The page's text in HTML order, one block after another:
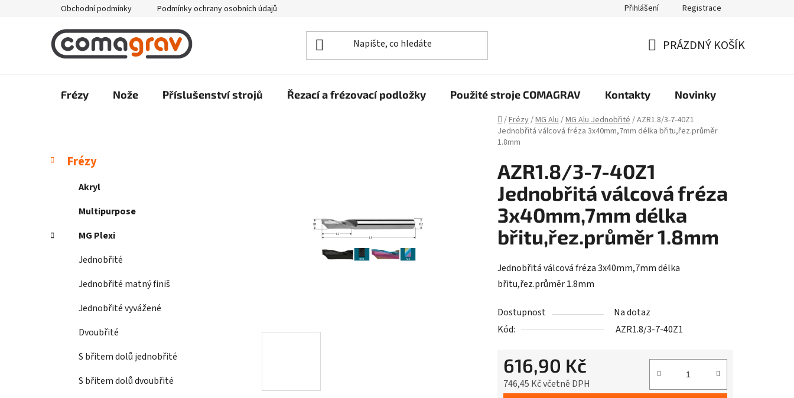
Obchodní podmínky Podmínky ochrany osobních údajů Přihlášení Registrace
KOŠÍK
PRÁZDNÝ KOŠÍK
Frézy Nože Příslušenství strojů Řezací a frézovací podložky Použité stroje COMAGRAV Kontakty Novinky
Domů
/Frézy/MG Alu/MG Alu Jednobřité/AZR1.8/3-7-40Z1
Jednobřitá válcová fréza 3x40mm,7mm délka břitu,řez.průměr
1.8mm
P
a
Přeskočit
kategorie
K
a
r
Frézy
Akryl
Multipurpose
MG Plexi
Jednobřité
Jednobřité matný finiš
Jednobřité vyvážené
Dvoubřité
S břitem dolů jednobřité
S břitem dolů dvoubřité
AZR1.8/3-7-40Z1
Jednobřitá válcová fréza
3x40mm,7mm délka
břitu,řez.průměr 1.8mm
Jednobřitá válcová fréza 3x40mm,7mm délka
břitu,řez.průměr 1.8mm
Dostupnost
Na dotaz
Kód:
AZR1.8/3-7-40Z1
616,90 Kč
746,45 Kč včetně DPH